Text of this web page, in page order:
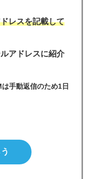
レスを記載して
アドレスに紹介
手動返信のため1日